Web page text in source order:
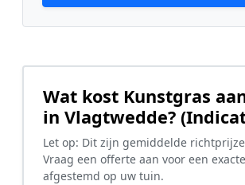
Wat kost Kunstgras
in Vlagtwedde?
Let op: Dit zijn gemiddelde
Vraag een offerte aan voor een
afgestemd op uw tuin.